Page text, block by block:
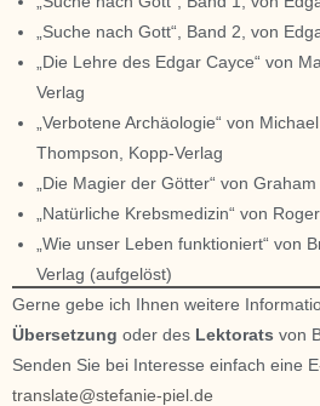
„Suche nach Gott“, Band 2, von
„Die Lehre des Edgar Cayce“ von
Verlag
„Verbotene Archäologie“ von
Thompson, Kopp-Verlag
„Die Magier der Götter“ von
„Natürliche Krebsmedizin“ von
„Wie unser Leben funktioniert“ von
Verlag (aufgelöst)
Gerne gebe ich Ihnen weitere
Übersetzung oder des Lektorats von
Senden Sie bei Interesse einfach eine
translate@stefanie-piel.de